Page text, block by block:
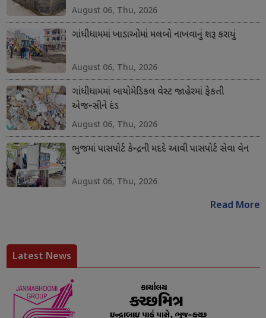
August 06, Thu, 2026
ગાંધીધામમાં ખાડાઓમાં મલબો નાખવાનું શરૂ કરાયું
August 06, Thu, 2026
ગાંધીધામમાં બાયોમેડિકલ વેસ્ટ જાહેરમાં ફેકતી
એજન્સીને દંડ
August 06, Thu, 2026
ભુજમાં પાસપોર્ટ કેન્દ્રની મદદે આવી પાસપોર્ટ સેવા વેન
August 06, Thu, 2026
Read More
Latest News